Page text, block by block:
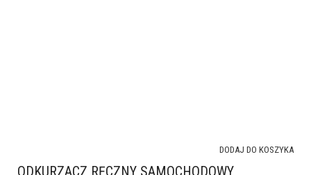
ODKURZACZ RĘCZNY SAMOCHODOWY
DODAJ DO KOSZYKA